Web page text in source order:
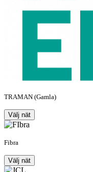
TRAMAN (Gamla)
Välj nät
Fibra
Välj nät